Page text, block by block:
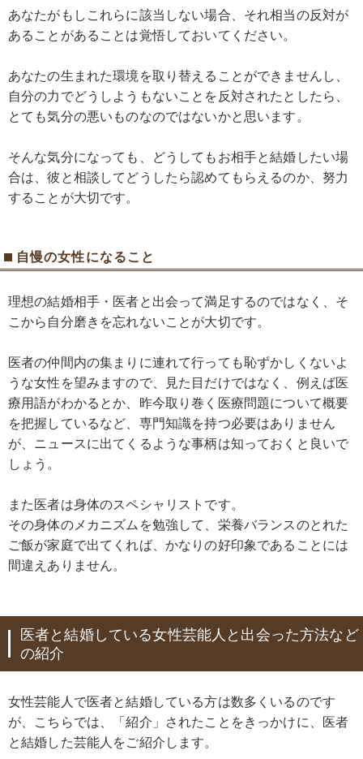
あなたがもしこれらに該当しない場合、それ相当の反対が
あることがあることは覚悟しておいてください。
あなたの生まれた環境を取り替えることができませんし、
自分の力でどうしようもないことを反対されたとしたら、
とても気分の悪いものなのではないかと思います。
そんな気分になっても、どうしてもお相手と結婚したい場
合は、彼と相談してどうしたら認めてもらえるのか、努力
することが大切です。
自慢の女性になること
理想の結婚相手・医者と出会って満足するのではなく、そ
こから自分磨きを忘れないことが大切です。
医者の仲間内の集まりに連れて行っても恥ずかしくないよ
うな女性を望みますので、見た目だけではなく、例えば医
療用語がわかるとか、昨今取り巻く医療問題について概要
を把握しているなど、専門知識を持つ必要はありません
が、ニュースに出てくるような事柄は知っておくと良いで
しょう。
また医者は身体のスペシャリストです。
その身体のメカニズムを勉強して、栄養バランスのとれた
ご飯が家庭で出てくれば、かなりの好印象であることには
間違えありません。
医者と結婚している女性芸能人と出会った方法など
の紹介
女性芸能人で医者と結婚している方は数多くいるのです
が、こちらでは、「紹介」されたことをきっかけに、医者
と結婚した芸能人をご紹介します。